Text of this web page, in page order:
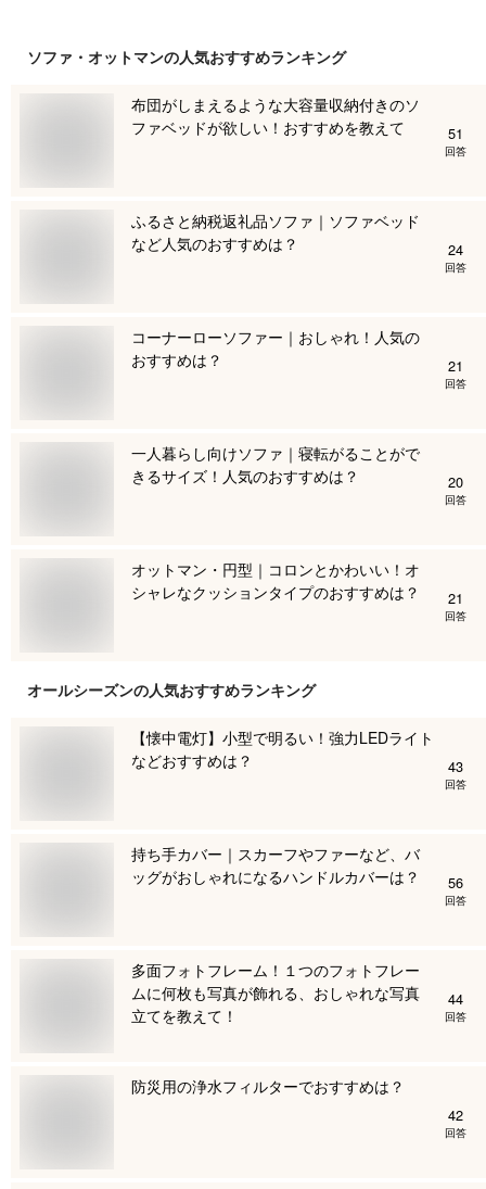
ソファ・オットマンの人気おすすめランキング
布団がしまえるような大容量収納付きのソ
ファベッドが欲しい！おすすめを教えて
51
回答
ふるさと納税返礼品ソファ｜ソファベッド
など人気のおすすめは？
24
回答
コーナーローソファー｜おしゃれ！人気の
おすすめは？
21
回答
一人暮らし向けソファ｜寝転がることがで
きるサイズ！人気のおすすめは？
20
回答
オットマン・円型｜コロンとかわいい！オ
シャレなクッションタイプのおすすめは？
21
回答
オールシーズンの人気おすすめランキング
【懐中電灯】小型で明るい！強力LEDライト
などおすすめは？
43
回答
持ち手カバー｜スカーフやファーなど、バ
ッグがおしゃれになるハンドルカバーは？
56
回答
多面フォトフレーム！１つのフォトフレー
ムに何枚も写真が飾れる、おしゃれな写真
立てを教えて！
44
回答
防災用の浄水フィルターでおすすめは？
42
回答